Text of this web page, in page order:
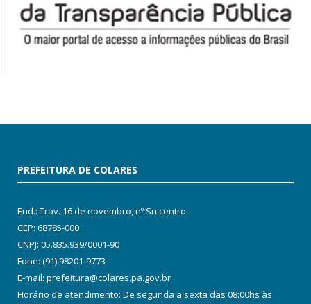
PREFEITURA DE COLARES
End.: Trav. 16 de novembro, nº Sn centro
CEP: 68785-000
CNPJ: 05.835.939/0001-90
Fone: (91) 98201-9773
E-mail: prefeitura@colares.pa.gov.br
Horário de atendimento: De segunda a sexta das 08:00hs às